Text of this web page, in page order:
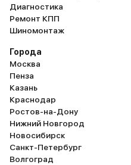
Диагностика
Ремонт КПП
Шиномонтаж
Города
Москва
Пенза
Казань
Краснодар
Ростов-на-Дону
Нижний Новгород
Новосибирск
Санкт-Петербург
Волгоград